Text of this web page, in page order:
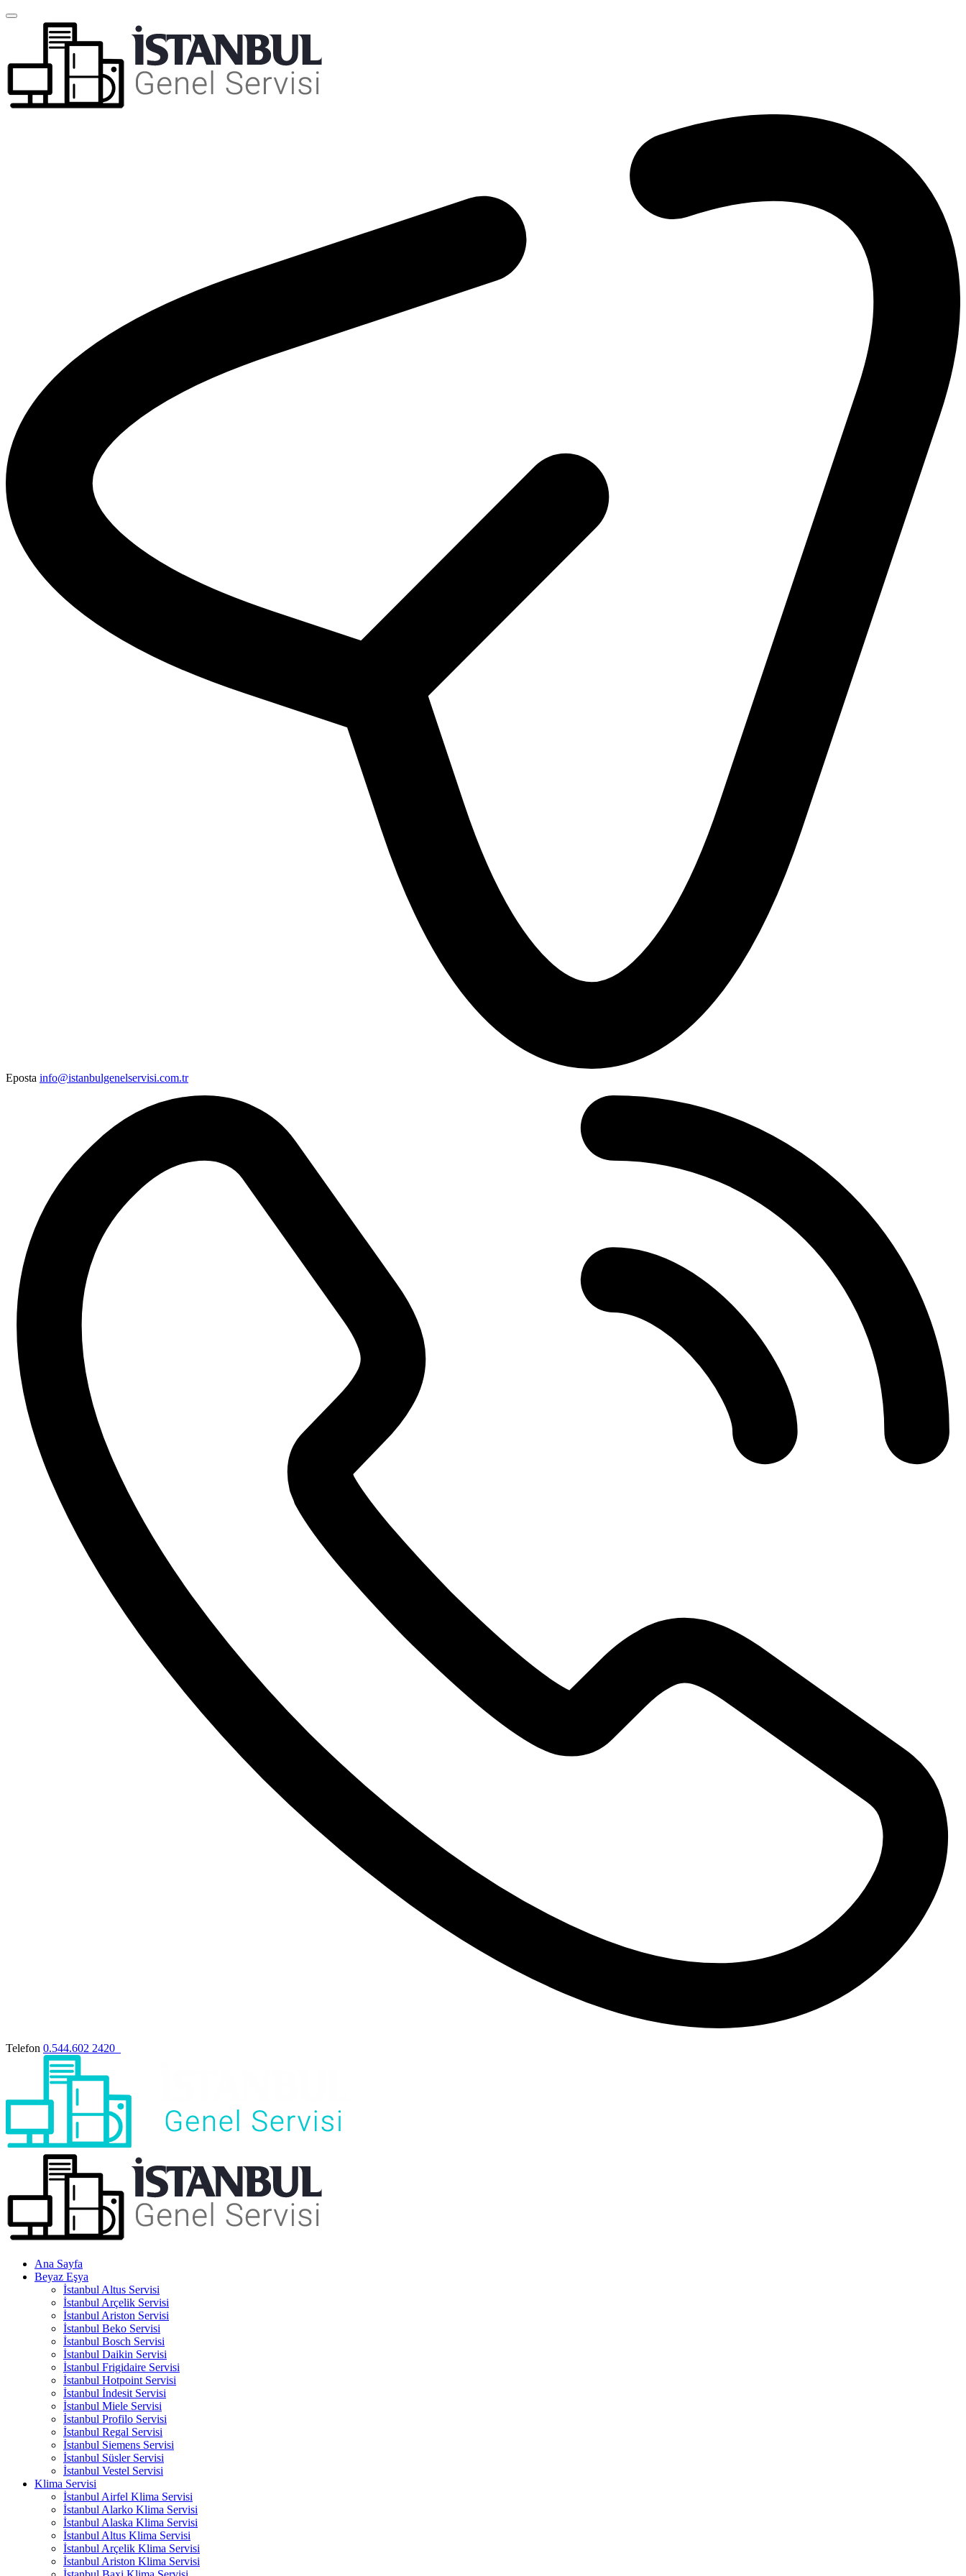
Eposta info@istanbulgenelservisi.com.tr
Telefon 0.544.602 2420
Ana Sayfa
Beyaz Eşya
İstanbul Altus Servisi
İstanbul Arçelik Servisi
İstanbul Ariston Servisi
İstanbul Beko Servisi
İstanbul Bosch Servisi
İstanbul Daikin Servisi
İstanbul Frigidaire Servisi
İstanbul Hotpoint Servisi
İstanbul İndesit Servisi
İstanbul Miele Servisi
İstanbul Profilo Servisi
İstanbul Regal Servisi
İstanbul Siemens Servisi
İstanbul Süsler Servisi
İstanbul Vestel Servisi
Klima Servisi
İstanbul Airfel Klima Servisi
İstanbul Alarko Klima Servisi
İstanbul Alaska Klima Servisi
İstanbul Altus Klima Servisi
İstanbul Arçelik Klima Servisi
İstanbul Ariston Klima Servisi